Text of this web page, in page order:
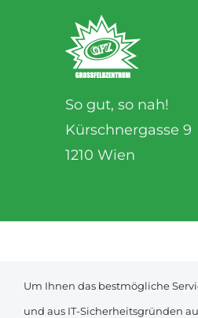
So gut, so nah!
Kürschnergasse 9
1210 Wien
Um Ihnen das bestmögliche
und aus IT-Sicherheitsgründen